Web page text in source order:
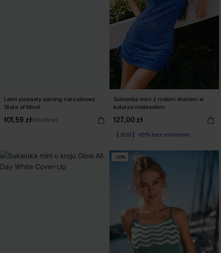
Letni pasiasty sarong narzutkowy
State of Mind
101,59 zł126,99 zł
Sukienka mini z niskim stanem w
kolorze niebieskim
127,00 zł
【JE10】-10% bez minimum
-20%